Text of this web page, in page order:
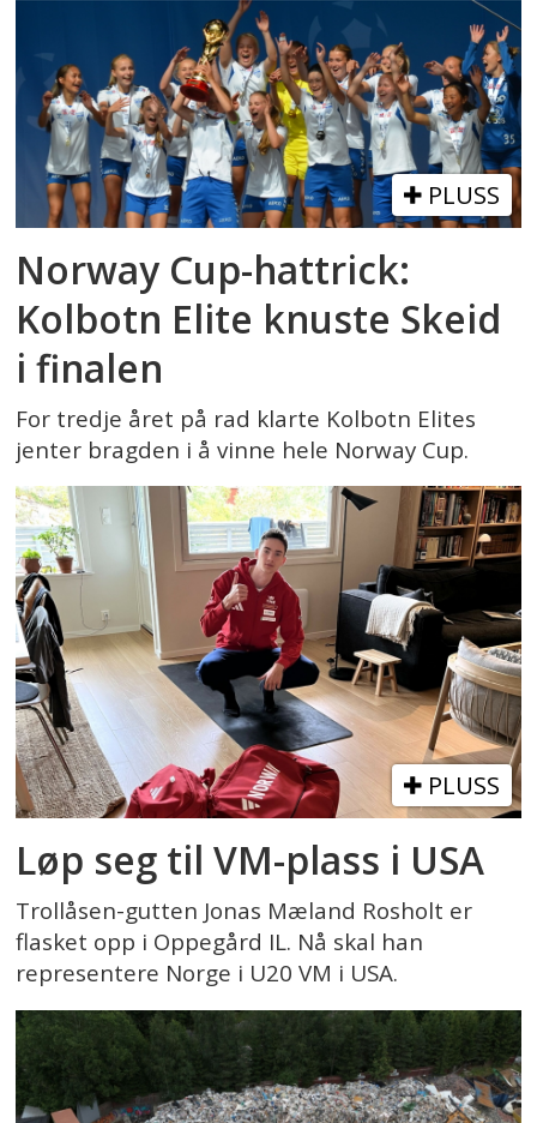
PLUSS
Norway Cup-hattrick:
Kolbotn Elite knuste Skeid
i finalen
For tredje året på rad klarte Kolbotn Elites
jenter bragden i å vinne hele Norway Cup.
PLUSS
Løp seg til VM-plass i USA
Trollåsen-gutten Jonas Mæland Rosholt er
flasket opp i Oppegård IL. Nå skal han
representere Norge i U20 VM i USA.